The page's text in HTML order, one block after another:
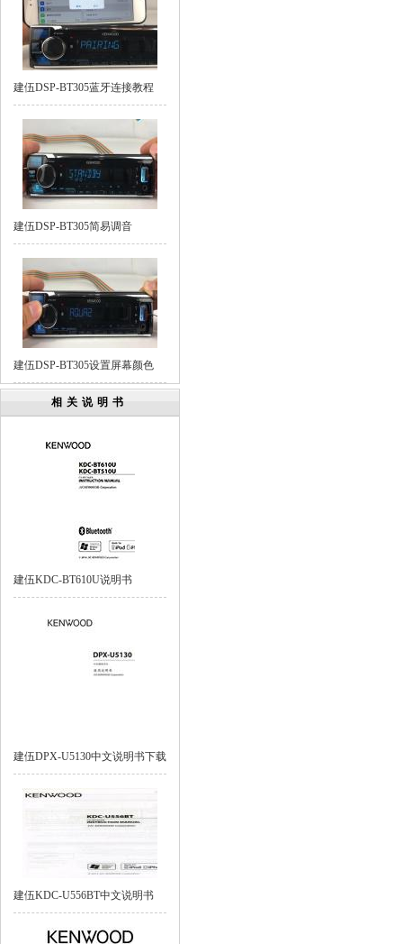
建伍DSP-BT305蓝牙连接教程
建伍DSP-BT305简易调音
建伍DSP-BT305设置屏幕颜色
相关说明书
建伍KDC-BT610U说明书
建伍DPX-U5130中文说明书下载
建伍KDC-U556BT中文说明书